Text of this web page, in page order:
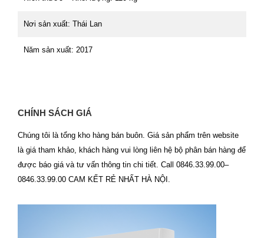
Nơi sản xuất: Thái Lan
Năm sản xuất: 2017
CHÍNH SÁCH GIÁ
Chúng tôi là tổng kho hàng bán buôn. Giá sản phẩm trên website
là giá tham khảo, khách hàng vui lòng liên hệ bộ phân bán hàng để
được báo giá và tư vấn thông tin chi tiết. Call 0846.33.99.00–
0846.33.99.00 CAM KẾT RẺ NHẤT HÀ NỘI.